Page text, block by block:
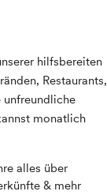
hilfsbereiten
Restaurants,
unfreundliche
monatlich
alles über
& mehr